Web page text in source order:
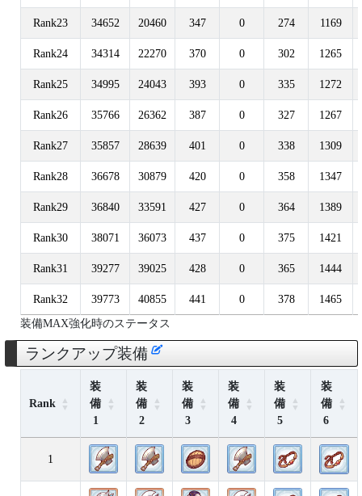
Rank23 34652 20460 347 0 274 1169
Rank24 34314 22270 370 0 302 1265
Rank25 34995 24043 393 0 335 1272
Rank26 35766 26362 387 0 327 1267
Rank27 35857 28639 401 0 338 1309
Rank28 36678 30879 420 0 358 1347
Rank29 36840 33591 427 0 364 1389
Rank30 38071 36073 437 0 375 1421
Rank31 39277 39025 428 0 365 1444
Rank32 39773 40855 441 0 378
1465
装備MAX強化時のステータス
ランクアップ装備
Rank
装
備
1
装
備
2
装
備
3
装
備
4
装
備
5
装
備
6
1